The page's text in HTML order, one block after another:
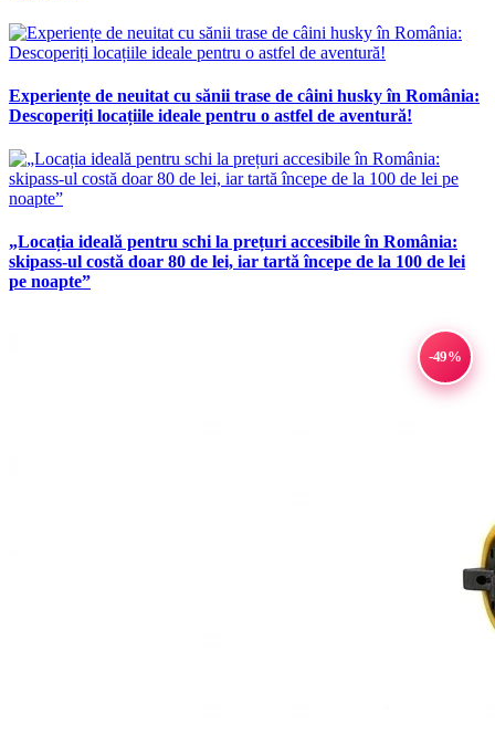
Experiențe de neuitat cu sănii trase de câini husky în România:
Descoperiți locațiile ideale pentru o astfel de aventură!
„Locația ideală pentru schi la prețuri accesibile în România:
skipass-ul costă doar 80 de lei, iar tartă începe de la 100 de lei
pe noapte”
-49%